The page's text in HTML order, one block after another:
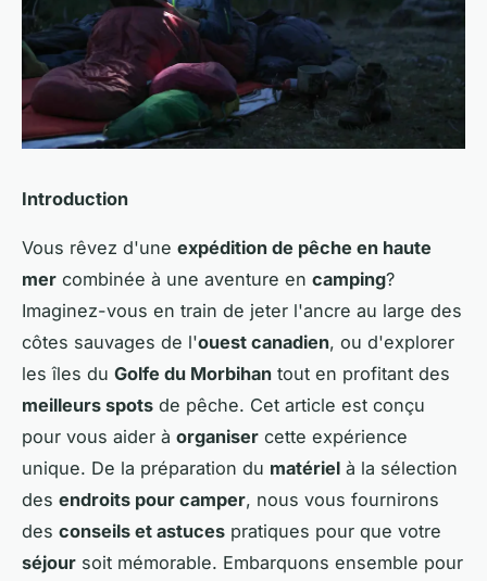
Introduction
Vous rêvez d'une expédition de pêche en haute
mer combinée à une aventure en camping?
Imaginez-vous en train de jeter l'ancre au large des
côtes sauvages de l'ouest canadien, ou d'explorer
les îles du Golfe du Morbihan tout en profitant des
meilleurs spots de pêche. Cet article est conçu
pour vous aider à organiser cette expérience
unique. De la préparation du matériel à la sélection
des endroits pour camper, nous vous fournirons
des conseils et astuces pratiques pour que votre
séjour soit mémorable. Embarquons ensemble pour